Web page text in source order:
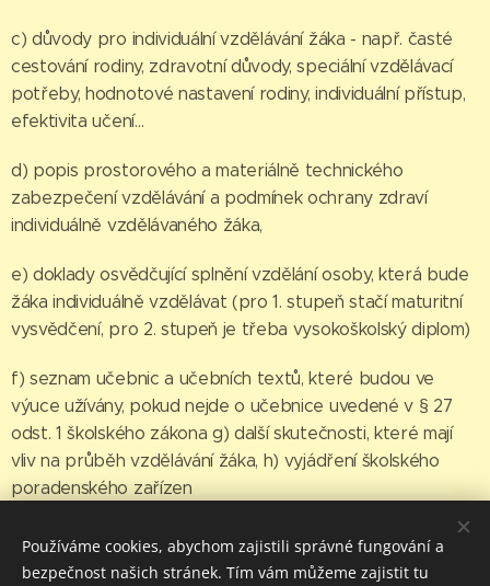
c) důvody pro individuální vzdělávání žáka - např. časté
cestování rodiny, zdravotní důvody, speciální vzdělávací
potřeby, hodnotové nastavení rodiny, individuální přístup,
efektivita učení…
d) popis prostorového a materiálně technického
zabezpečení vzdělávání a podmínek ochrany zdraví
individuálně vzdělávaného žáka,
e) doklady osvědčující splnění vzdělání osoby, která bude
žáka individuálně vzdělávat (pro 1. stupeň stačí maturitní
vysvědčení, pro 2. stupeň je třeba vysokoškolský diplom)
f) seznam učebnic a učebních textů, které budou ve
výuce užívány, pokud nejde o učebnice uvedené v § 27
odst. 1 školského zákona g) další skutečnosti, které mají
vliv na průběh vzdělávání žáka, h) vyjádření školského
poradenského zařízen
Používáme cookies, abychom zajistili správné fungování a
bezpečnost našich stránek. Tím vám můžeme zajistit tu